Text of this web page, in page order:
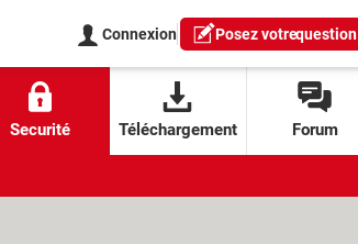
Connexion Posez votrequestion
Securité Téléchargement Forum